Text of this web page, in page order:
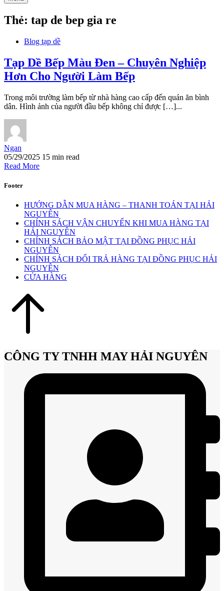
Thẻ: tap de bep gia re
Blog tạp dề
Tạp Dề Bếp Màu Đen – Chuyên Nghiệp
Hơn Cho Người Làm Bếp
Trong môi trường làm bếp từ nhà hàng cao cấp đến quán ăn bình
dân. Hình ảnh của người đầu bếp không chỉ được […]...
Ngan
05/29/2025 15 min read
Read More
Footer
HƯỚNG DẪN MUA HÀNG – THANH TOÁN TẠI HẢI
NGUYÊN
CHÍNH SÁCH VẬN CHUYỂN KHI MUA HÀNG TẠI
HẢI NGUYÊN
CHÍNH SÁCH BẢO MẬT TẠI ĐỒNG PHỤC HẢI
NGUYÊN
CHÍNH SÁCH ĐỔI TRẢ HÀNG TẠI ĐỒNG PHỤC HẢI
NGUYÊN
CỬA HÀNG
CÔNG TY TNHH MAY HẢI NGUYÊN